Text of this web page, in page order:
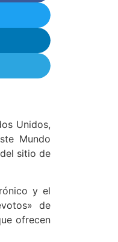
Unidos,
Mundo
sitio de
y el
de
ofrecen